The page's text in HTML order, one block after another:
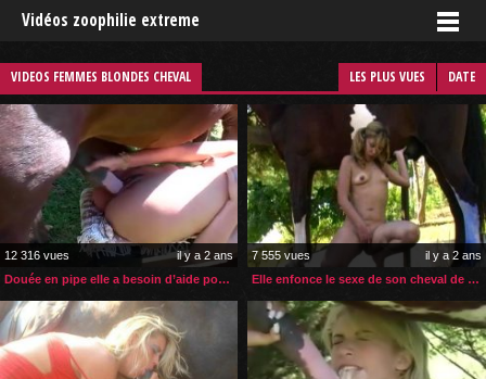
Vidéos zoophilie extreme
VIDEOS FEMMES BLONDES CHEVAL LES PLUS VUES DATE
12 316 vues
il y a 2 ans
Douée en pipe elle a besoin d’aide pour la pénétration zoophile
7 555 vues
il y a 2 ans
Elle enfonce le sexe de son cheval de plus en plus profond